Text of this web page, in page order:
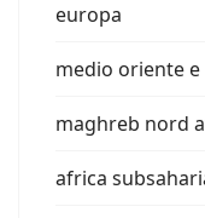
europa
medio oriente
maghreb nord
africa